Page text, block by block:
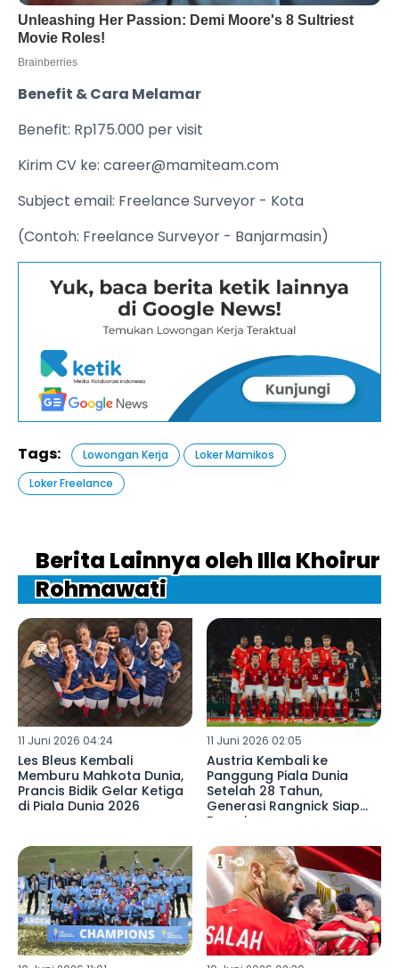
Benefit & Cara Melamar
Benefit: Rp175.000 per visit
Kirim CV ke: career@mamiteam.com
Subject email: Freelance Surveyor - Kota
(Contoh: Freelance Surveyor - Banjarmasin)
Tags: Lowongan Kerja
Loker Mamikos
Loker Freelance
Berita Lainnya oleh Illa Khoirur
Rohmawati
11 Juni 2026 04:24
Les Bleus Kembali
Memburu Mahkota Dunia,
Prancis Bidik Gelar Ketiga
di Piala Dunia 2026
11 Juni 2026 02:05
Austria Kembali ke
Panggung Piala Dunia
Setelah 28 Tahun,
Generasi Rangnick Siap
Bersaing